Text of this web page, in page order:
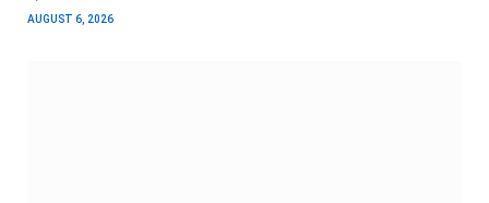
AUGUST 6, 2026